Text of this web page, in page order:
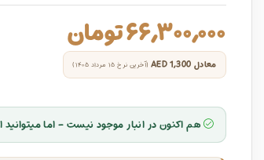
۶۶,۳۰۰,۰۰۰تومان
معادل AED 1,300 (آخرین نرخ ۱۵ مرداد ۱۴۰۵)
هم اکنون در انبار موجود نیست - اما